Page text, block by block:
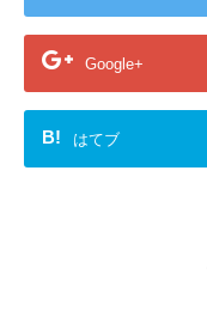
Google+
B! はてブ